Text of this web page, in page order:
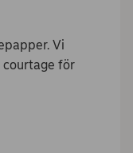
Vi
courtage för